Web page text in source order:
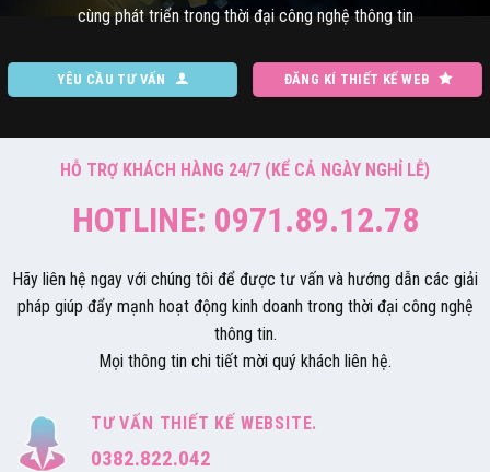
cùng phát triển trong thời đại công nghệ thông tin
YÊU CẦU TƯ VẤN ĐĂNG KÍ THIẾT KẾ WEB
HỖ TRỢ KHÁCH HÀNG 24/7 (KỂ CẢ NGÀY NGHỈ LỄ)
HOTLINE: 0971.89.12.78
Hãy liên hệ ngay với chúng tôi để được tư vấn và hướng dẫn các giải
pháp giúp đẩy mạnh hoạt động kinh doanh trong thời đại công nghệ
thông tin.
Mọi thông tin chi tiết mời quý khách liên hệ.
TƯ VẤN THIẾT KẾ WEBSITE.
0382.822.042